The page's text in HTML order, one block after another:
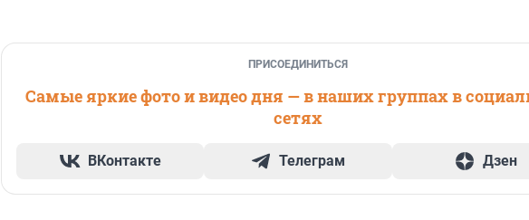
ПРИСОЕДИНИТЬСЯ
Самые яркие фото и видео дня — в наших группах в
сетях
ВКонтакте Телеграм Дзен